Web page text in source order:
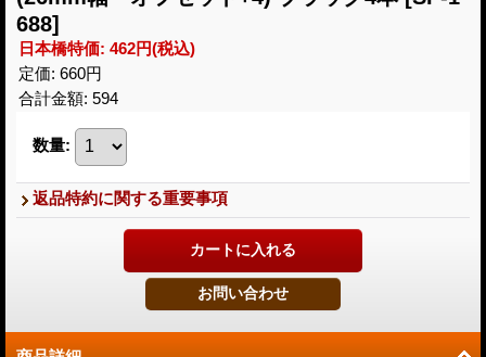
688]
日本橋特価: 462円(税込)
定価: 660円
合計金額: 594
数量:
返品特約に関する重要事項